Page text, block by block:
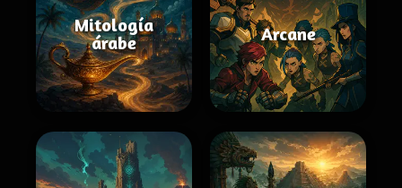
Mitología
árabe
Arcane